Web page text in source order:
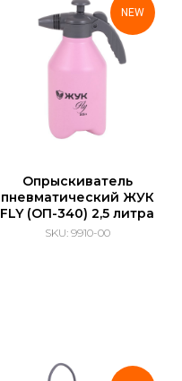
NEW
Опрыскиватель
пневматический ЖУК
FLY (ОП-340) 2,5 литра
SKU: 9910-00